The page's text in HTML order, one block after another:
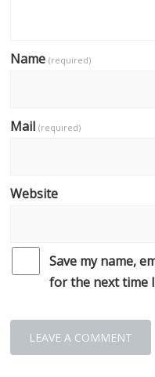
Name(required)
Mail(required)
Website
Save my name,
for the next time